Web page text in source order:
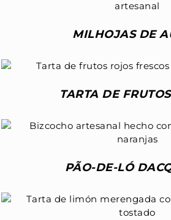
MILHOJAS DE
TARTA DE
PÃO-DE-LÓ